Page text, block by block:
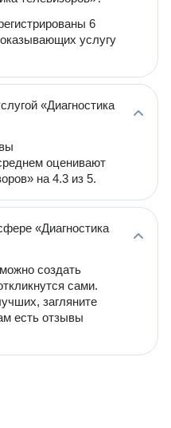
6
услугу
«Диагностика
оценивают
на 4.3 из 5.
«Диагностика
создать
сами.
загляните
есть отзывы